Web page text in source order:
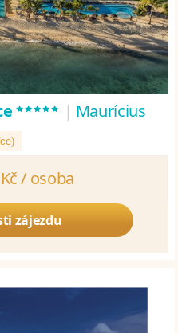
***** | Maurícius
)
Kč / osoba
zájezdu